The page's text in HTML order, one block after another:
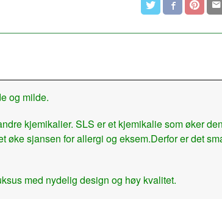
og milde.
kjemikalier. SLS er et kjemikalie som øker
øke sjansen for allergi og eksem.Derfor er det
med nydelig design og høy kvalitet.